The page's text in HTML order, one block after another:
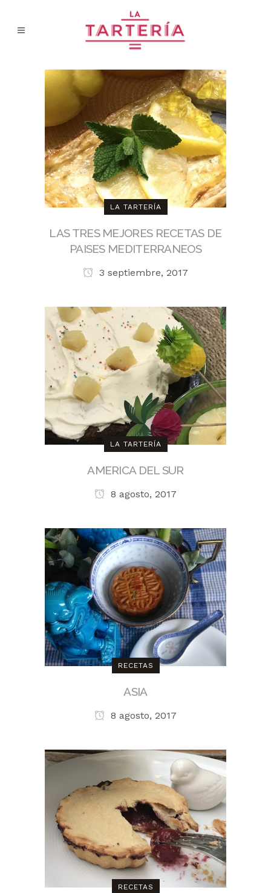
LA TARTERÍA
LAS TRES MEJORES RECETAS DE
PAISES MEDITERRANEOS
3 septiembre, 2017
LA TARTERÍA
AMERICA DEL SUR
8 agosto, 2017
RECETAS
ASIA
8 agosto, 2017
RECETAS